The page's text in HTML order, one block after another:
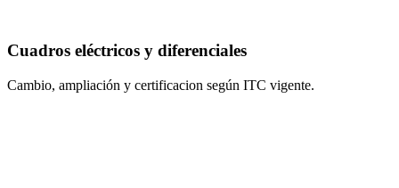
Cuadros eléctricos y diferenciales
Cambio, ampliación y certificacion según ITC vigente.